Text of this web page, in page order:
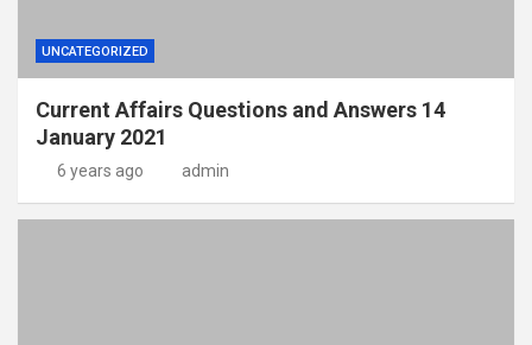
UNCATEGORIZED
Current Affairs Questions and Answers 14
January 2021
6 years ago admin